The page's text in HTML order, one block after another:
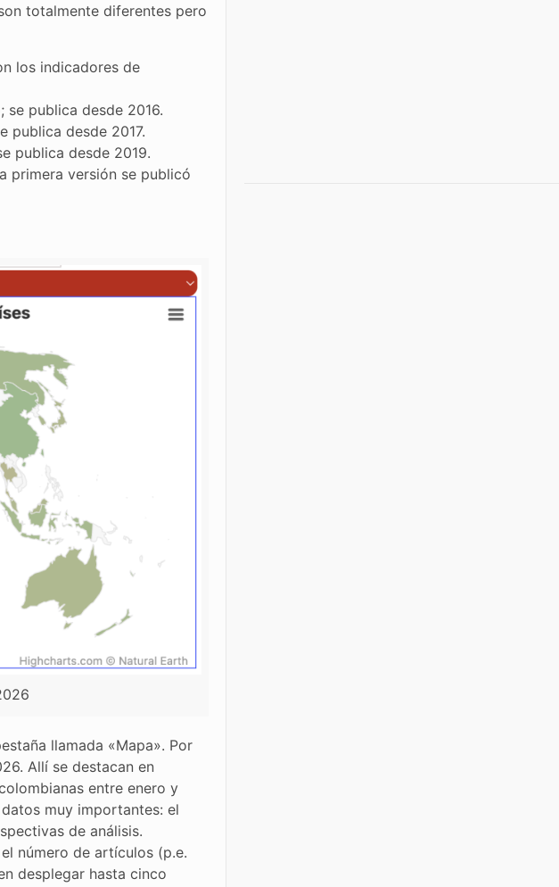
totalmente diferentes pero
los indicadores de
se publica desde 2016.
publica desde 2017.
publica desde 2019.
primera versión se publicó
llamada «Mapa». Por
Allí se destacan en
entre enero y
muy importantes: el
de análisis.
número de artículos (p.e.
desplegar hasta cinco